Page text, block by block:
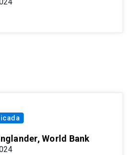
World Bank